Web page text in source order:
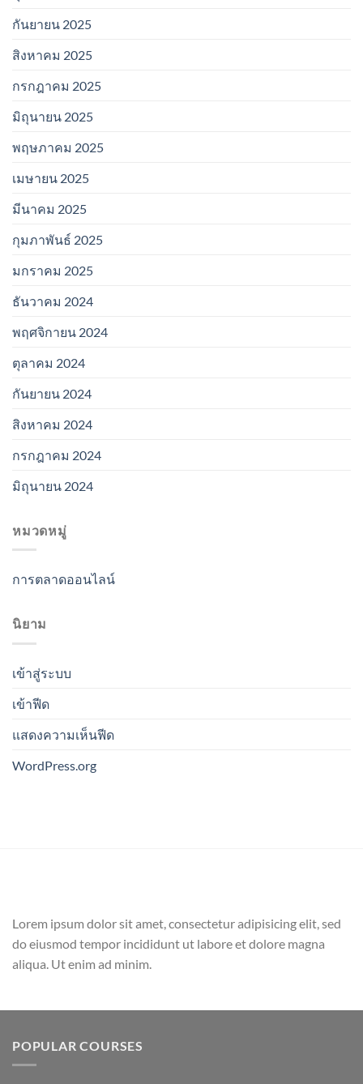
กันยายน 2025
สิงหาคม 2025
กรกฎาคม 2025
มิถุนายน 2025
พฤษภาคม 2025
เมษายน 2025
มีนาคม 2025
กุมภาพันธ์ 2025
มกราคม 2025
ธันวาคม 2024
พฤศจิกายน 2024
ตุลาคม 2024
กันยายน 2024
สิงหาคม 2024
กรกฎาคม 2024
มิถุนายน 2024
หมวดหมู่
การตลาดออนไลน์
นิยาม
เข้าสู่ระบบ
เข้าฟีด
แสดงความเห็นฟีด
WordPress.org
Lorem ipsum dolor sit amet, consectetur adipisicing elit, sed
do eiusmod tempor incididunt ut labore et dolore magna
aliqua. Ut enim ad minim.
POPULAR COURSES